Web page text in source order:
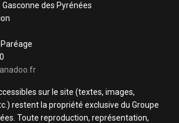
des Pyrénées
sur le site (textes, images,
restent la propriété exclusive du Groupe
Toute reproduction, représentation,